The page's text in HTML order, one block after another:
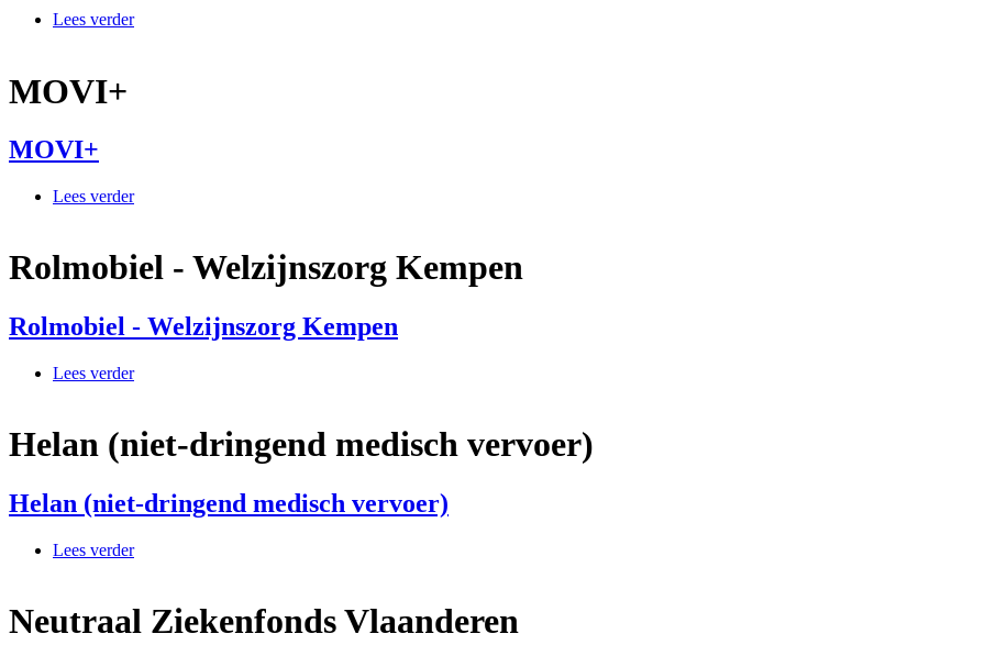
Lees verderover AVIRA-project - overzicht van aangepaste deelwagens in Vlaanderen
MOVI+
MOVI+
Lees verderover MOVI+
Rolmobiel - Welzijnszorg Kempen
Rolmobiel - Welzijnszorg Kempen
Lees verderover Rolmobiel - Welzijnszorg Kempen
Helan (niet-dringend medisch vervoer)
Helan (niet-dringend medisch vervoer)
Lees verderover Helan (niet-dringend medisch vervoer)
Neutraal Ziekenfonds Vlaanderen